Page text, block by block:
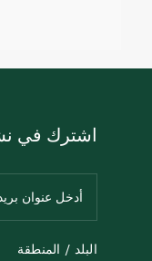
اشترك في
البلد / المنطقة